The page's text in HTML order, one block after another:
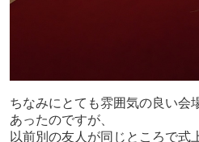
ちなみにとても雰囲気の良い会
あったのですが、
以前別の友人が同じところで式